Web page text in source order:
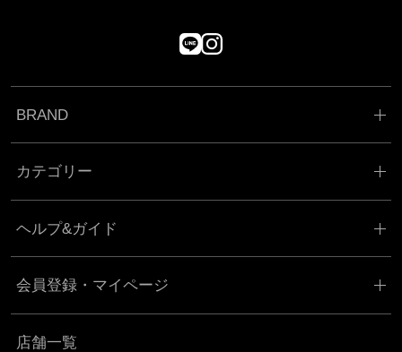
BRAND
カテゴリー
ヘルプ&ガイド
会員登録・マイページ
店舗一覧